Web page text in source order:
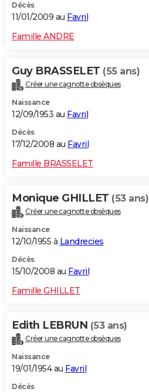
Décès
11/01/2009 au Favril
Famille ANDRE
Guy BRASSELET (55 ans)
Créer une cagnotte obsèques
Naissance
12/09/1953 au Favril
Décès
17/12/2008 au Favril
Famille BRASSELET
Monique GHILLET (53 ans)
Créer une cagnotte obsèques
Naissance
12/10/1955 à Landrecies
Décès
15/10/2008 au Favril
Famille GHILLET
Edith LEBRUN (53 ans)
Créer une cagnotte obsèques
Naissance
19/01/1954 au Favril
Décès